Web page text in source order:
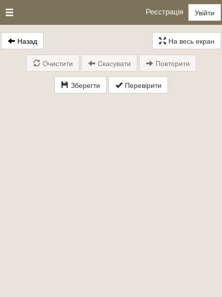
Реєстрація Увійти
Назад На весь екран
Зберегти Перевірити
Очистити Скасувати Повторити